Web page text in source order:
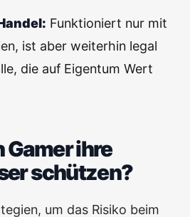
Funktioniert nur mit
ist aber weiterhin legal
die auf Eigentum Wert
Gamer ihre
schützen?
um das Risiko beim